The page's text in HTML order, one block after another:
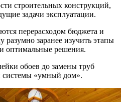
строительных конструкций,
задачи эксплуатации.
перерасходом бюджета и
разумно заранее изучить этапы
оптимальные решения.
обоев до замены труб
системы «умный дом».